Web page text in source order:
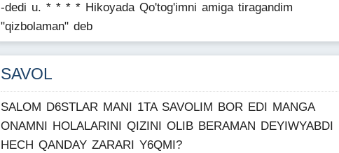
-dedi u. * * * * Hikoyada Qo'tog'imni amiga tiragandim
"qizbolaman" deb
SAVOL
SALOM D6STLAR MANI 1TA SAVOLIM BOR EDI MANGA
ONAMNI HOLALARINI QIZINI OLIB BERAMAN DEYIWYABDI
HECH QANDAY ZARARI Y6QMI?